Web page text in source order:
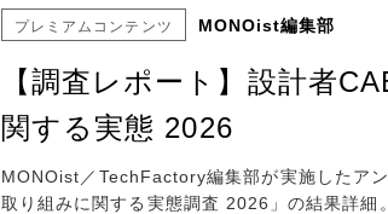
プレミアムコンテンツ MONOist編集部
【調査レポート】設計者
関する実態 2026
MONOist／TechFactory編集部が実施したア
取り組みに関する実態調査 2026」の結果詳細。